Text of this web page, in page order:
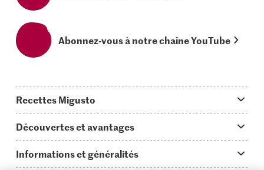
Abonnez-vous à notre chaîne YouTube
Recettes Migusto
Idées de menus
Découvertes et avantages
Informations et généralités